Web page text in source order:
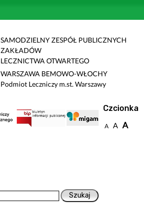
SAMODZIELNY ZESPÓŁ PUBLICZNYCH
ZAKŁADÓW
LECZNICTWA OTWARTEGO
WARSZAWA BEMOWO-WŁOCHY
Podmiot Leczniczy m.st. Warszawy
Czcionka
A A A